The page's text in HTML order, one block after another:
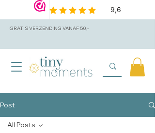
GRATIS VERZENDING VANAF 50,-
Post
All Posts